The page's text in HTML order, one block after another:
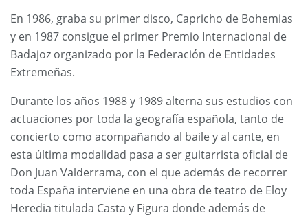
En 1986, graba su primer disco, Capricho de Bohemias
y en 1987 consigue el primer Premio Internacional de
Badajoz organizado por la Federación de Entidades
Extremeñas.
Durante los años 1988 y 1989 alterna sus estudios con
actuaciones por toda la geografía española, tanto de
concierto como acompañando al baile y al cante, en
esta última modalidad pasa a ser guitarrista oficial de
Don Juan Valderrama, con el que además de recorrer
toda España interviene en una obra de teatro de Eloy
Heredia titulada Casta y Figura donde además de